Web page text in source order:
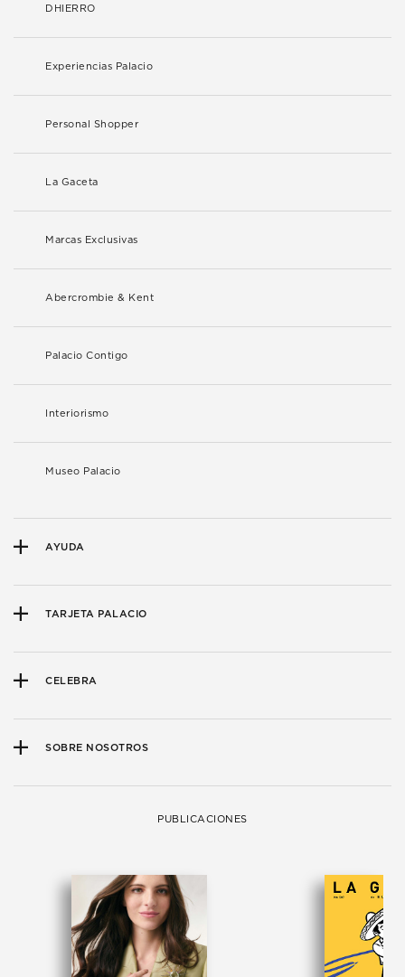
DHIERRO
Experiencias Palacio
Personal Shopper
La Gaceta
Marcas Exclusivas
Abercrombie & Kent
Palacio Contigo
Interiorismo
Museo Palacio
AYUDA
TARJETA PALACIO
CELEBRA
SOBRE NOSOTROS
PUBLICACIONES